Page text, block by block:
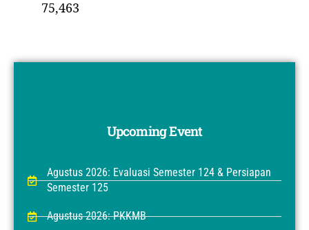
75,463
Upcoming Event
Agustus 2026: Evaluasi Semester 124 & Persiapan
Semester 125
Agustus 2026: PKKMB